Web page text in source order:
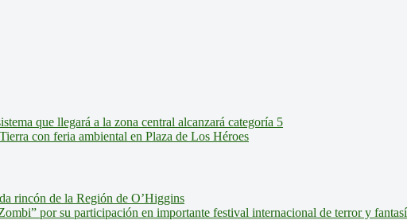
que llegará a la zona central alcanzará categoría 5
con feria ambiental en Plaza de Los Héroes
rincón de la Región de O’Higgins
por su participación en importante festival internacional de terror y